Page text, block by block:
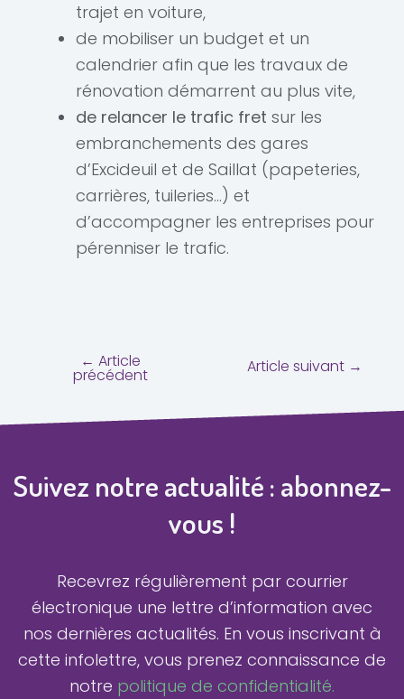
trajet en voiture,
de mobiliser un budget et un
calendrier afin que les travaux de
rénovation démarrent au plus vite,
de relancer le trafic fret sur les
embranchements des gares
d’Excideuil et de Saillat (papeteries,
carrières, tuileries…) et
d’accompagner les entreprises pour
pérenniser le trafic.
← Article
précédent Article suivant →
Suivez notre actualité : abonnez-
vous !
Recevrez régulièrement par courrier
électronique une lettre d’information avec
nos dernières actualités. En vous inscrivant à
cette infolettre, vous prenez connaissance de
notre politique de confidentialité.